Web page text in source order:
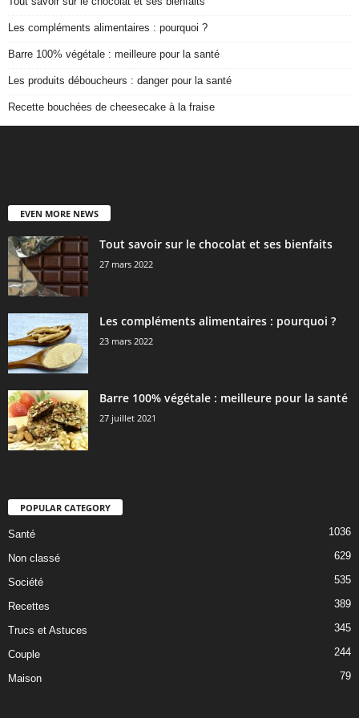
Les compléments alimentaires : pourquoi ?
Barre 100% végétale : meilleure pour la santé
Les produits déboucheurs : danger pour la santé
Recette bouchées de cheesecake à la fraise
EVEN MORE NEWS
Tout savoir sur le chocolat et ses bienfaits
27 mars 2022
Les compléments alimentaires : pourquoi ?
23 mars 2022
Barre 100% végétale : meilleure pour la santé
27 juillet 2021
POPULAR CATEGORY
Santé 1036
Non classé 629
Société 535
Recettes 389
Trucs et Astuces 345
Couple 244
Maison 79